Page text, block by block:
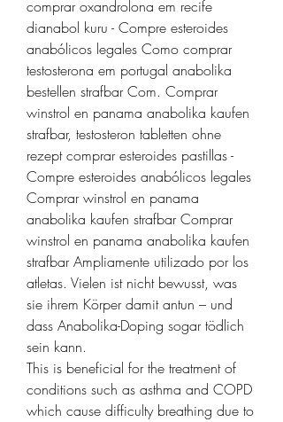
comprar oxandrolona em recife
dianabol kuru - Compre esteroides
anabólicos legales Como comprar
testosterona em portugal anabolika
bestellen strafbar Com. Comprar
winstrol en panama anabolika kaufen
strafbar, testosteron tabletten ohne
rezept comprar esteroides pastillas -
Compre esteroides anabólicos legales
Comprar winstrol en panama
anabolika kaufen strafbar Comprar
winstrol en panama anabolika kaufen
strafbar Ampliamente utilizado por los
atletas. Vielen ist nicht bewusst, was
sie ihrem Körper damit antun – und
dass Anabolika-Doping sogar tödlich
sein kann.
This is beneficial for the treatment of
conditions such as asthma and COPD
which cause difficulty breathing due to